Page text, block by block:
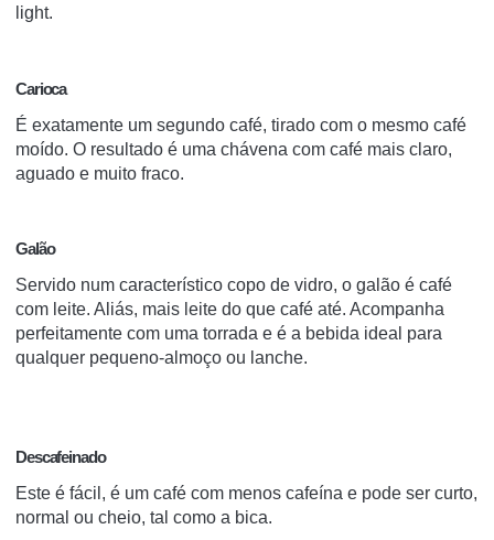
light.
Carioca
É exatamente um segundo café, tirado com o mesmo café
moído. O resultado é uma chávena com café mais claro,
aguado e muito fraco.
Galão
Servido num característico copo de vidro, o galão é café
com leite. Aliás, mais leite do que café até. Acompanha
perfeitamente com uma torrada e é a bebida ideal para
qualquer pequeno-almoço ou lanche.
Descafeinado
Este é fácil, é um café com menos cafeína e pode ser curto,
normal ou cheio, tal como a bica.